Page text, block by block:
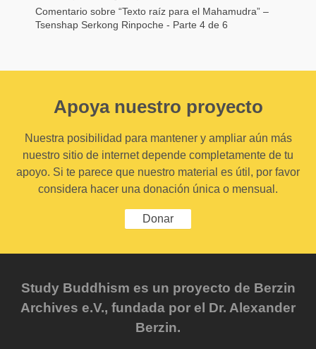
Comentario sobre “Texto raíz para el Mahamudra” –
Tsenshap Serkong Rinpoche - Parte 4 de 6
Apoya nuestro proyecto
Nuestra posibilidad para mantener y ampliar aún más
nuestro sitio de internet depende completamente de tu
apoyo. Si te parece que nuestro material es útil, por favor
considera hacer una donación única o mensual.
Donar
Study Buddhism es un proyecto de Berzin
Archives e.V., fundada por el Dr. Alexander
Berzin.